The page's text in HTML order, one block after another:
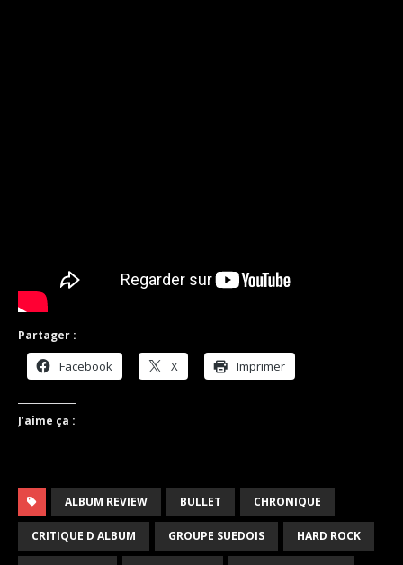
Partager :
Facebook X Imprimer
J’aime ça :
ALBUM REVIEW BULLET CHRONIQUE
CRITIQUE D ALBUM GROUPE SUEDOIS HARD ROCK